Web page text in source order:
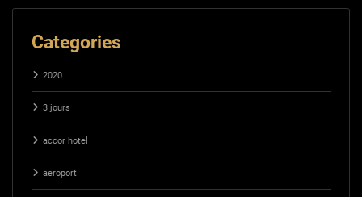
Categories
2020
3 jours
accor hotel
aeroport